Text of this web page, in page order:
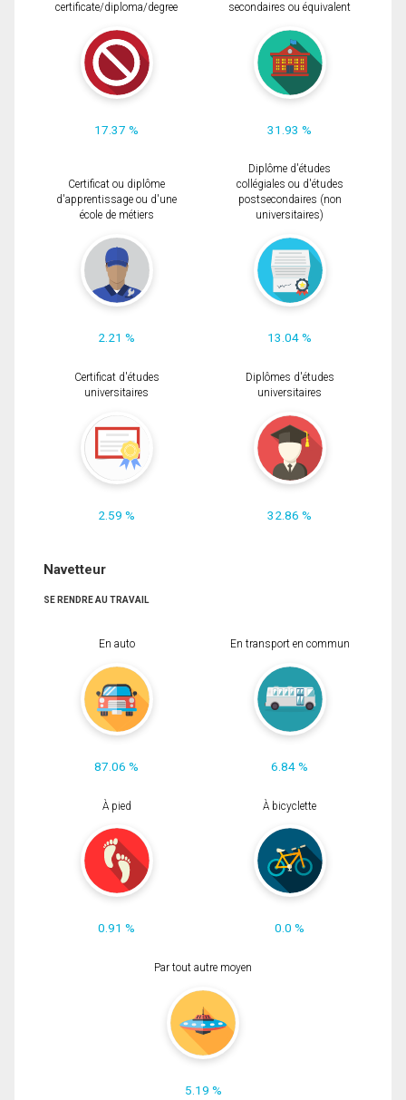
certificate/diploma/degree
17.37 %
secondaires ou équivalent
31.93 %
Certificat ou diplôme
d'apprentissage ou d'une
école de métiers
2.21 %
Diplôme d'études
collégiales ou d'études
postsecondaires (non
universitaires)
13.04 %
Certificat d'études
universitaires
2.59 %
Diplômes d'études
universitaires
32.86 %
Navetteur
SE RENDRE AU TRAVAIL
En auto
87.06 %
En transport en commun
6.84 %
À pied
0.91 %
À bicyclette
0.0 %
Par tout autre moyen
5.19 %